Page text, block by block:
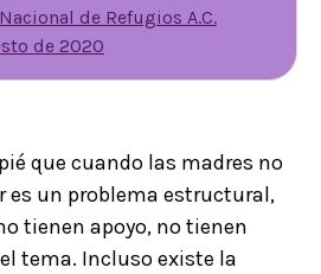
de Refugios A.C.
de 2020
que cuando las madres no
es un problema estructural,
tienen apoyo, no tienen
tema. Incluso existe la